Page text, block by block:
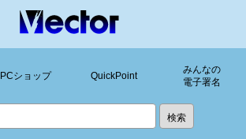
PCショップ QuickPoint
みんなの
電子署名